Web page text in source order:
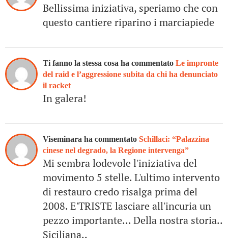
Bellissima iniziativa, speriamo che con
questo cantiere riparino i marciapiede
Ti fanno la stessa cosa ha commentato Le impronte
del raid e l’aggressione subita da chi ha denunciato
il racket
In galera!
Viseminara ha commentato Schillaci: “Palazzina
cinese nel degrado, la Regione intervenga”
Mi sembra lodevole l'iniziativa del
movimento 5 stelle. L'ultimo intervento
di restauro credo risalga prima del
2008. E'TRISTE lasciare all'incuria un
pezzo importante... Della nostra storia..
Siciliana..